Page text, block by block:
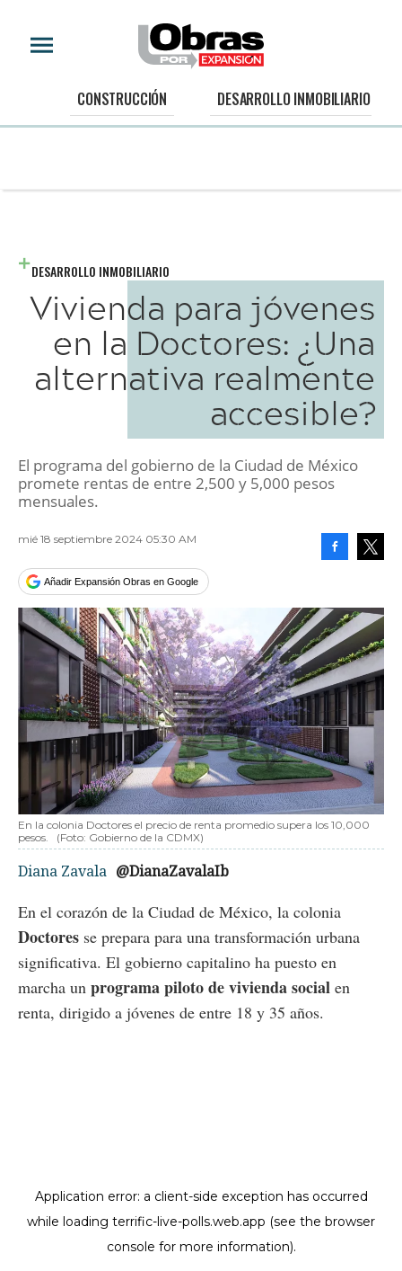
CONSTRUCCIÓN DESARROLLO INMOBILIARIO
DESARROLLO INMOBILIARIO
Vivienda para jóvenes
en la Doctores: ¿Una
alternativa realmente
accesible?
El programa del gobierno de la Ciudad de México
promete rentas de entre 2,500 y 5,000 pesos
mensuales.
mié 18 septiembre 2024 05:30 AM
Añadir Expansión Obras en Google
En la colonia Doctores el precio de renta promedio supera los 10,000
pesos.
(Foto: Gobierno de la CDMX)
Diana Zavala @DianaZavalaIb
En el corazón de la Ciudad de México, la colonia
Doctores se prepara para una transformación urbana
significativa. El gobierno capitalino ha puesto en
marcha un programa piloto de vivienda social en
renta, dirigido a jóvenes de entre 18 y 35 años.